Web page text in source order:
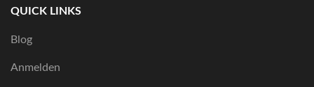
QUICK LINKS
Blog
Anmelden